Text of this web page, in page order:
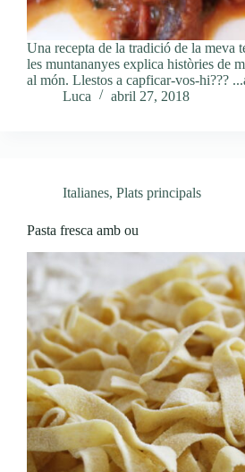
Una recepta de la tradició de la meva
les muntananyes explica històries de
al món. Llestos a capficar-vos-hi???
Luca
abril 27, 2018
Italianes, Plats principals
Pasta fresca amb ou